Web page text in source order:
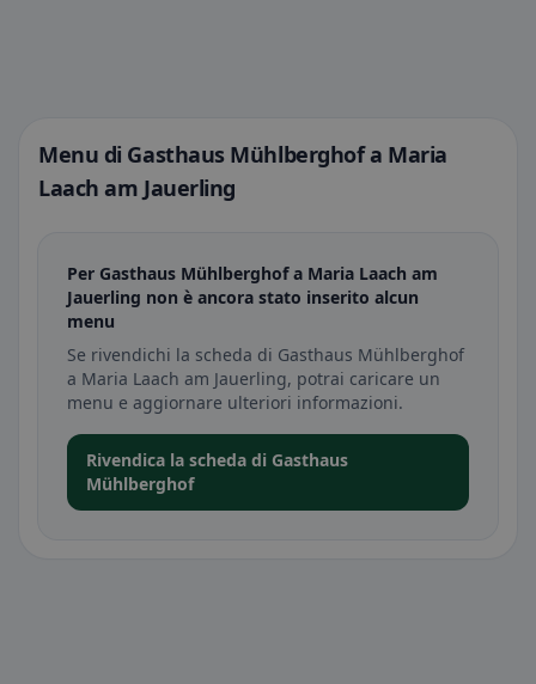
Menu di Gasthaus Mühlberghof a Maria
Laach am Jauerling
Per Gasthaus Mühlberghof a Maria Laach am
Jauerling non è ancora stato inserito alcun
menu
Se rivendichi la scheda di Gasthaus Mühlberghof
a Maria Laach am Jauerling, potrai caricare un
menu e aggiornare ulteriori informazioni.
Rivendica la scheda di Gasthaus
Mühlberghof